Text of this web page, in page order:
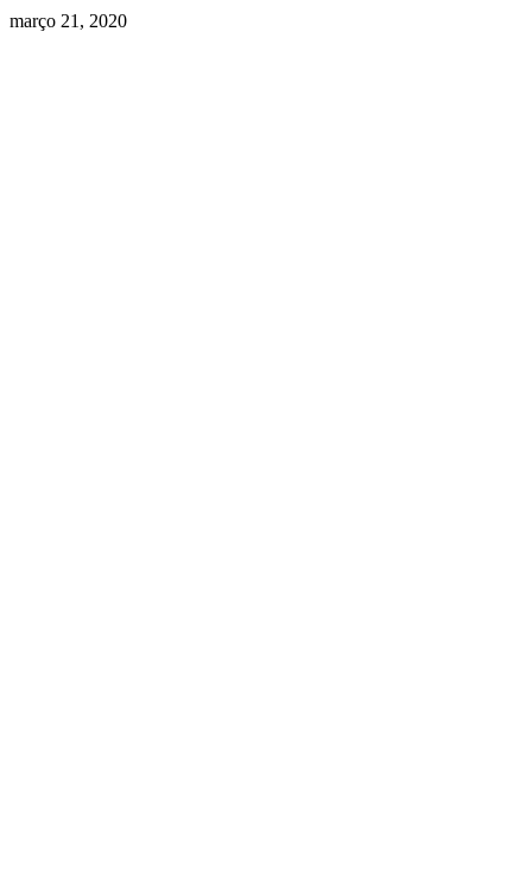
março 21, 2020